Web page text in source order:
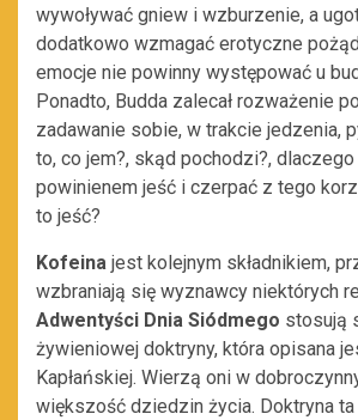
wywoływać gniew i wzburzenie, a
dodatkowo wzmagać erotyczne
emocje nie powinny występować u
Ponadto, Budda zalecał rozważenie
zadawanie sobie, w trakcie jedzenia,
to, co jem?, skąd pochodzi?,
powinienem jeść i czerpać z tego
to jeść?
Kofeina jest kolejnym składnikiem,
wzbraniają się wyznawcy niektórych
Adwentyści Dnia Siódmego stosują
żywieniowej doktryny, która opisana
Kapłańskiej. Wierzą oni w
większość dziedzin życia. Doktryna